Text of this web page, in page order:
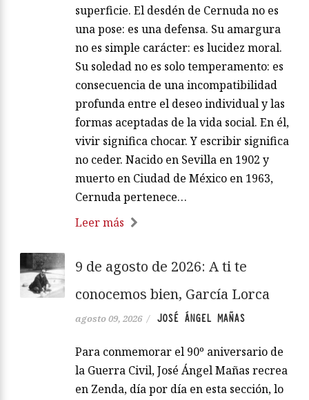
superficie. El desdén de Cernuda no es
una pose: es una defensa. Su amargura
no es simple carácter: es lucidez moral.
Su soledad no es solo temperamento: es
consecuencia de una incompatibilidad
profunda entre el deseo individual y las
formas aceptadas de la vida social. En él,
vivir significa chocar. Y escribir significa
no ceder. Nacido en Sevilla en 1902 y
muerto en Ciudad de México en 1963,
Cernuda pertenece…
Leer más
9 de agosto de 2026: A ti te
conocemos bien, García Lorca
agosto 09, 2026 / JOSÉ ÁNGEL MAÑAS
Para conmemorar el 90º aniversario de
la Guerra Civil, José Ángel Mañas recrea
en Zenda, día por día en esta sección, lo